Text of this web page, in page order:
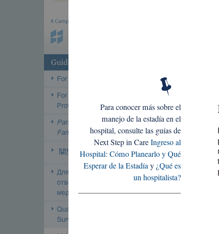
Para conocer más sobre el
manejo de la estadía en el
hospital, consulte las guías de
Next Step in CareIngreso al
Hospital: Cómo Planearlo y Qué
Esperar de la Estadíay¿Qué es
un hospitalista?